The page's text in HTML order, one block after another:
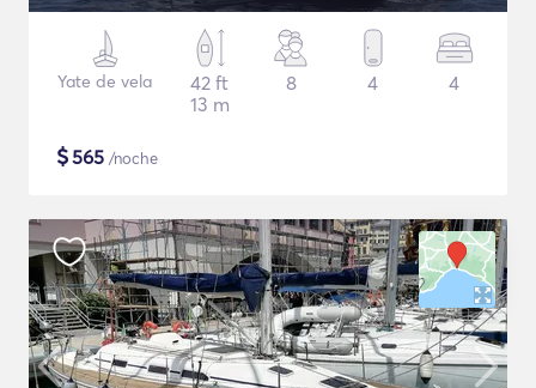
Yate de vela
42 ft
13 m
8 4 4
$565 /noche